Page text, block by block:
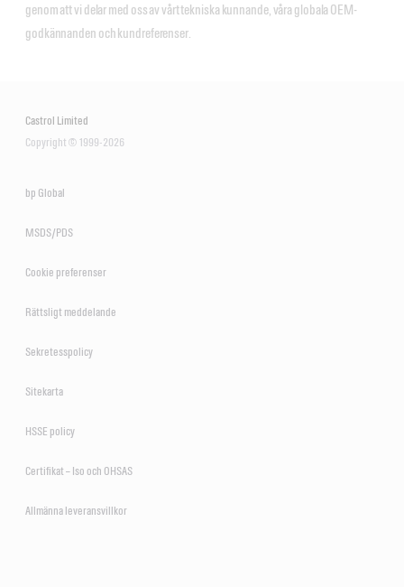
genom att vi delar med oss av vårt tekniska kunnande, våra globala OEM-
godkännanden och kundreferenser.
Castrol Limited
Copyright © 1999-2026
bp Global
MSDS/PDS
Cookie preferenser
Rättsligt meddelande
Sekretesspolicy
Sitekarta
HSSE policy
Certifikat – Iso och OHSAS
Allmänna leveransvillkor